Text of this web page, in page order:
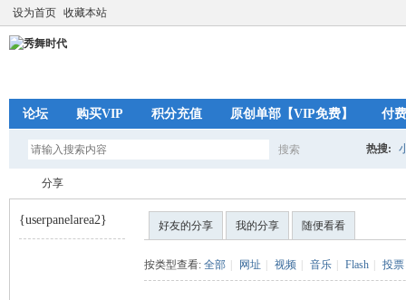
设为首页 收藏本站
论坛 购买VIP 积分充值 原创单部【VIP免费】 付
搜索 热搜:
分享
{userpanelarea2} 好友的分享 我的分享 随便看看
按类型查看: 全部 网址 视频 音乐 Flash 投票